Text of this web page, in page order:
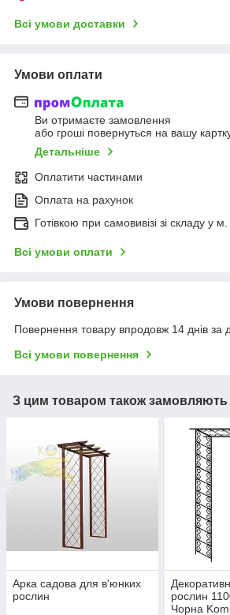
Всі умови доставки
Умови оплати
Ви отримаєте замовлення
або гроші повернуться на вашу
Детальніше
Оплатити частинами
Оплата на рахунок
Готівкою при самовивізі зі складу у
Всі умови оплати
Умови повернення
Повернення товару впродовж 14 днів за
Всі умови повернення
З цим товаром також замовляють
Арка садова для в'юнких
рослин
рослин
Чорна